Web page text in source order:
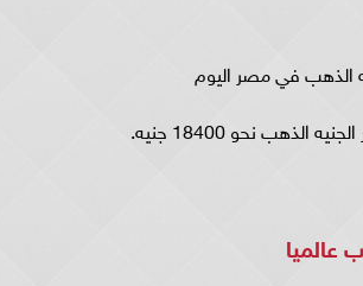
الذهب في مصر اليوم
الذهب نحو 18400 جنيه.
عالميا